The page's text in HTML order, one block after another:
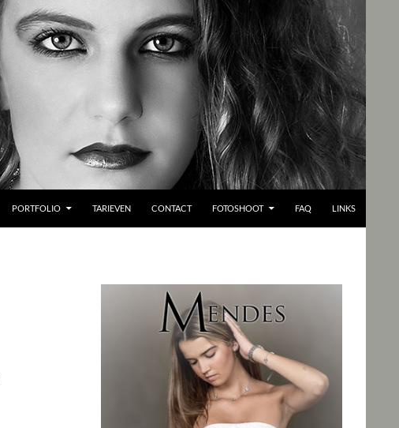
PORTFOLIO TARIEVEN CONTACT FOTOSHOOT FAQ LINKS